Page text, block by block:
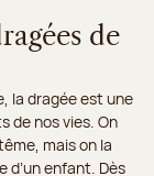
de
la dragée est une
de nos vies. On
mais on la
d’un enfant. Dès